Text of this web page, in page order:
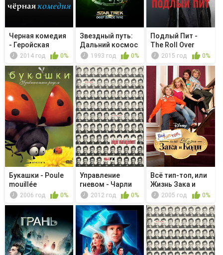
Черная комедия
- Геройская
пицца2014 год 0%
Звездный путь:
Дальний космос
9 - Вос...
1993 год 0%
Подлый Пит -
The Roll Over
2015 год 0%
Букашки - Poule
mouillée
2006 год 0%
Управление
гневом - Чарли
устраивает ...
2012 год 0%
Всё тип-топ, или
Жизнь Зака и
Коди - ...
2005 год 0%